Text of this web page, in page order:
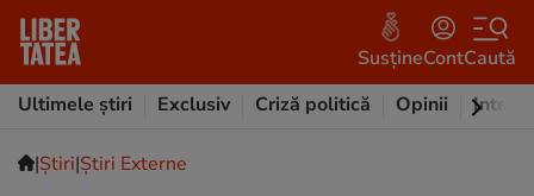
SusțineContCaută
Ultimele știri
Exclusiv Criză politică Opinii
|Ştiri|Știri Externe